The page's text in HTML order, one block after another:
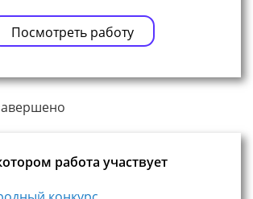
Посмотреть работу
работа участвует